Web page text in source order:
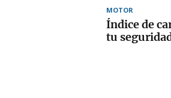
MOTOR
Índice de
tu